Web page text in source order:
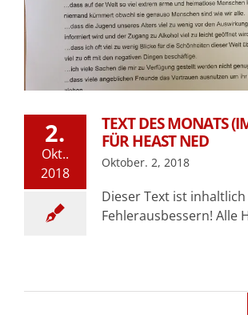
2.
Okt..
2018
TEXT DES MONATS
FÜR HEAST NED
Oktober. 2, 2018
Dieser Text ist
Fehlerausbessern! Alle